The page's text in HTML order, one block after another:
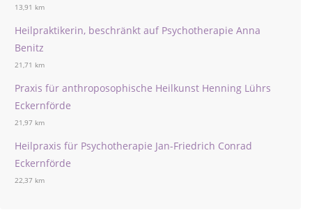
13,91 km
Heilpraktikerin, beschränkt auf Psychotherapie Anna
Benitz
21,71 km
Praxis für anthroposophische Heilkunst Henning Lührs
Eckernförde
21,97 km
Heilpraxis für Psychotherapie Jan-Friedrich Conrad
Eckernförde
22,37 km